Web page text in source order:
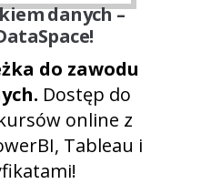
danych –
do zawodu
Dostęp do
online z
Tableau i